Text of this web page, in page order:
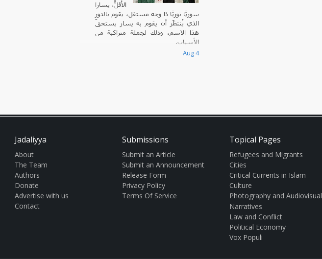
الأقلّ، يسارًا
سوريًّا ثوريًّا ذا وجه مستقل، يقوم بالدور
الذي يُنتظَر أن يقوم به يسار يستحقّ
هذا الاسم، وذلك لجملة متراكبة من
الأسباب.
Aug 4
Jadaliyya
About
The Team
Authors
Donate
Advertise with us
Contact
Submissions
Submit an Article
Submit an Announcement
Release Form
Privacy Policy
Terms Of Service
Topical Pages
Refugees and Migrants
Cities
Critical Currents in Islam
Culture
Photography and Audiovisual
Narratives
Law and Conflict
Political Economy
Vox Populi